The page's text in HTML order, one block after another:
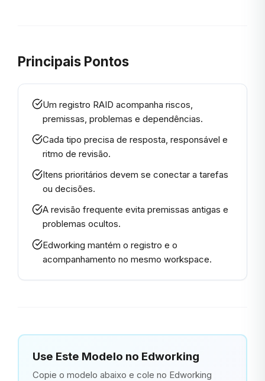
Principais Pontos
Um registro RAID acompanha riscos,
premissas, problemas e dependências.
Cada tipo precisa de resposta, responsável e
ritmo de revisão.
Itens prioritários devem se conectar a tarefas
ou decisões.
A revisão frequente evita premissas antigas e
problemas ocultos.
Edworking mantém o registro e o
acompanhamento no mesmo workspace.
Use Este Modelo no Edworking
Copie o modelo abaixo e cole no Edworking